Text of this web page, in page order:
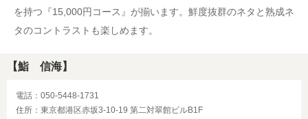
を持つ『15,000円コース』が揃います。鮮度抜群のネタと熟成ネ
タのコントラストも楽しめます。
【鮨 信海】
電話：050-5448-1731
住所：東京都港区赤坂3-10-19 第二対翠館ビルB1F